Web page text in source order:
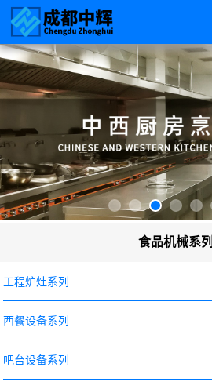
食品机械系列
工程炉灶系列
西餐设备系列
吧台设备系列